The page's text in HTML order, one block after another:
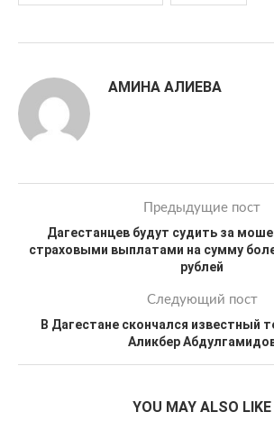
АМИНА АЛИЕВА
Предыдущие пост
Дагестанцев будут судить за
страховыми выплатами на сумму
рублей
Следующий пост
В Дагестане скончался известный
Аликбер
YOU MAY ALSO LIKE